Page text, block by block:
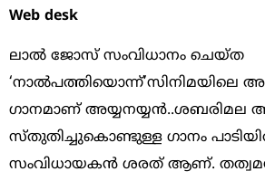
Web desk
ലാല്‍ ജോസ് സംവിധാനം ചെയ്ത
‘നാല്‍പത്തിയൊന്ന്’സിനിമയിലെ
ഗാനമാണ് അയ്യനയ്യന്‍..ശബരിമല
സ്തുതിച്ചുകൊണ്ടുള്ള ഗാനം
സംവിധായകന്‍ ശരത് ആണ്.